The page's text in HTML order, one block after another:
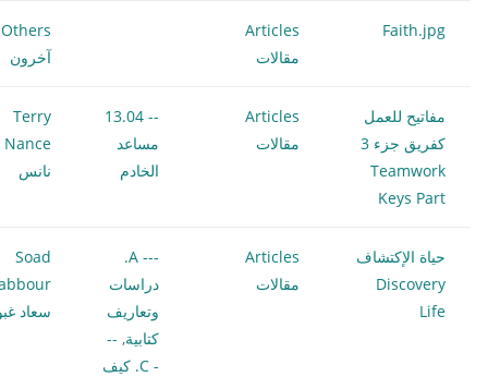
Faith.jpg
Articles
مقالات
Others
آخرون
مفاتيح للعمل
كفريق جزء 3
Teamwork
Keys Part
Articles
مقالات
-- 13.04
مساعد
الخادم
Terry
نانس
حياة الإكتشاف
Discovery
Life
Articles
مقالات
--- A.
دراسات
وتعاريف
كتابية,
--
- C. كيف
Soad
سعاد